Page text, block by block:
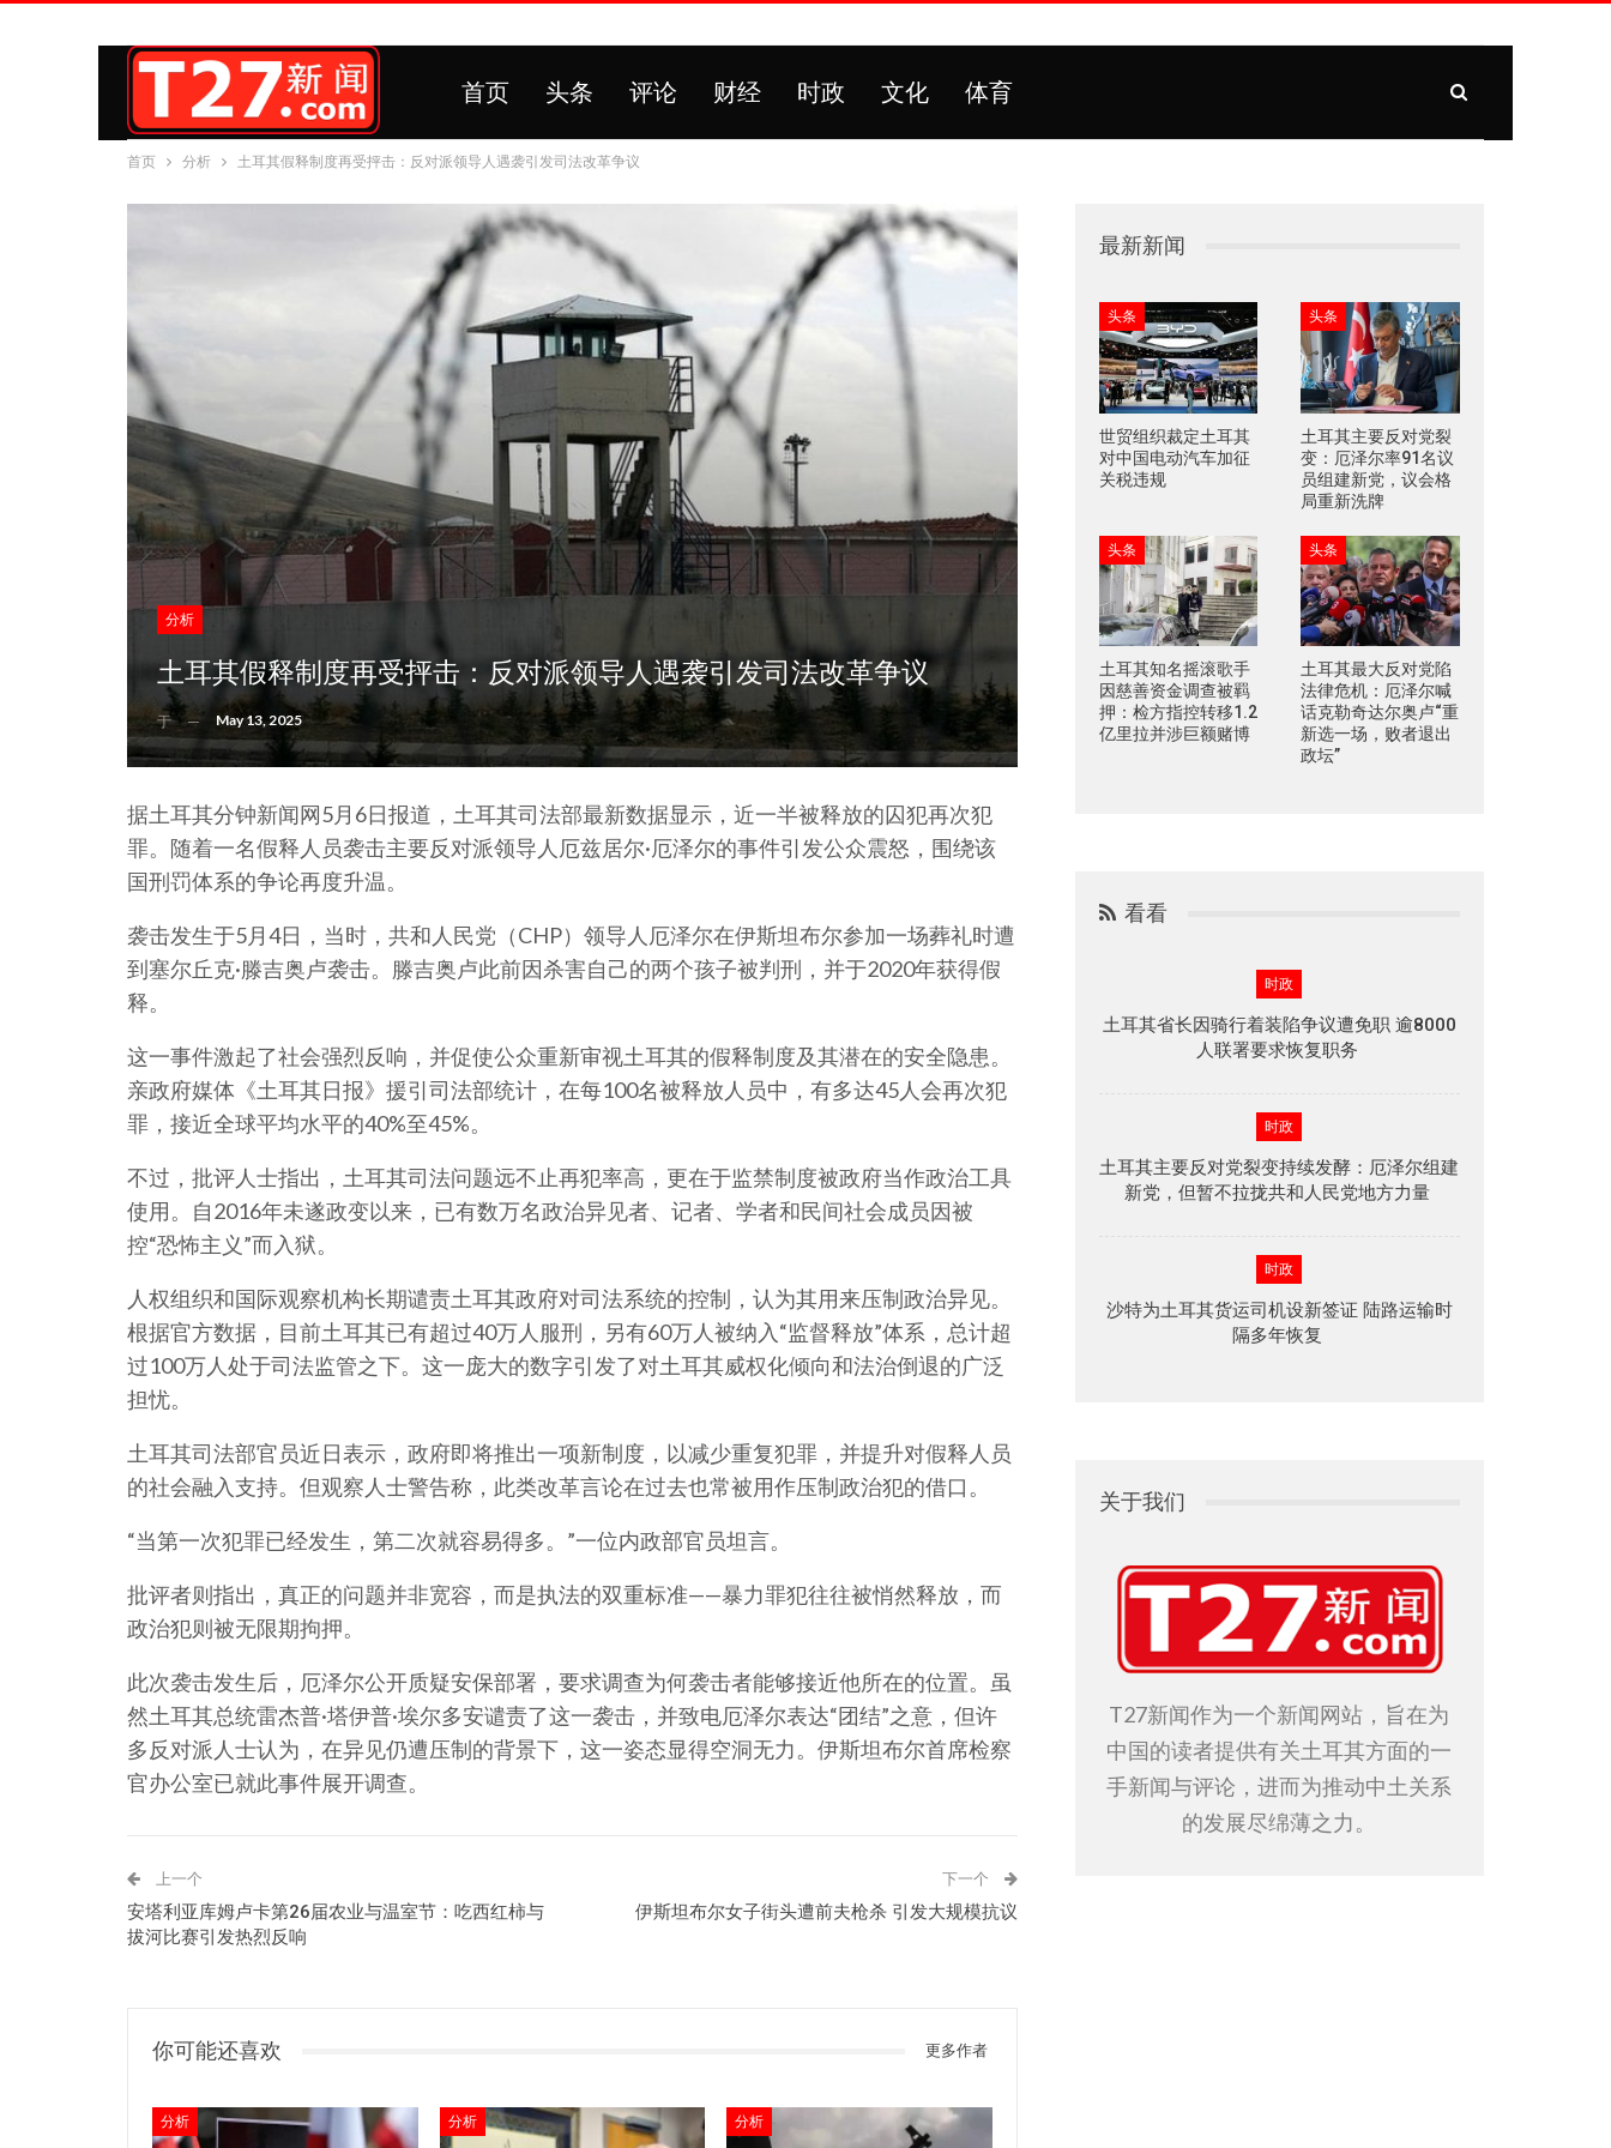
首页 头条 评论 财经 时政 文化 体育
首页 分析 土耳其假释制度再受抨击：反对派领导人遇袭引发司法改革争议
分析
土耳其假释制度再受抨击：反对派领导人遇袭引发司法改革争议
于 May 13, 2025
据土耳其分钟新闻网5月6日报道，土耳其司法部最新数据显示，近一半被释放的囚犯再次犯
罪。随着一名假释人员袭击主要反对派领导人厄兹居尔·厄泽尔的事件引发公众震怒，围绕该
国刑罚体系的争论再度升温。
袭击发生于5月4日，当时，共和人民党（CHP）领导人厄泽尔在伊斯坦布尔参加一场葬礼时遭
到塞尔丘克·滕吉奥卢袭击。滕吉奥卢此前因杀害自己的两个孩子被判刑，并于2020年获得假
释。
这一事件激起了社会强烈反响，并促使公众重新审视土耳其的假释制度及其潜在的安全隐患。
亲政府媒体《土耳其日报》援引司法部统计，在每100名被释放人员中，有多达45人会再次犯
罪，接近全球平均水平的40%至45%。
不过，批评人士指出，土耳其司法问题远不止再犯率高，更在于监禁制度被政府当作政治工具
使用。自2016年未遂政变以来，已有数万名政治异见者、记者、学者和民间社会成员因被
控“恐怖主义”而入狱。
人权组织和国际观察机构长期谴责土耳其政府对司法系统的控制，认为其用来压制政治异见。
根据官方数据，目前土耳其已有超过40万人服刑，另有60万人被纳入“监督释放”体系，总计超
过100万人处于司法监管之下。这一庞大的数字引发了对土耳其威权化倾向和法治倒退的广泛
担忧。
土耳其司法部官员近日表示，政府即将推出一项新制度，以减少重复犯罪，并提升对假释人员
的社会融入支持。但观察人士警告称，此类改革言论在过去也常被用作压制政治犯的借口。
“当第一次犯罪已经发生，第二次就容易得多。”一位内政部官员坦言。
批评者则指出，真正的问题并非宽容，而是执法的双重标准——暴力罪犯往往被悄然释放，而
政治犯则被无限期拘押。
此次袭击发生后，厄泽尔公开质疑安保部署，要求调查为何袭击者能够接近他所在的位置。虽
然土耳其总统雷杰普·塔伊普·埃尔多安谴责了这一袭击，并致电厄泽尔表达“团结”之意，但许
多反对派人士认为，在异见仍遭压制的背景下，这一姿态显得空洞无力。伊斯坦布尔首席检察
官办公室已就此事件展开调查。
上一个
安塔利亚库姆卢卡第26届农业与温室节：吃西红柿与
拔河比赛引发热烈反响
下一个
伊斯坦布尔女子街头遭前夫枪杀 引发大规模抗议
你可能还喜欢 更多作者
分析 分析 分析
最新新闻
头条
世贸组织裁定土耳其
对中国电动汽车加征
关税违规
头条
土耳其主要反对党裂
变：厄泽尔率91名议
员组建新党，议会格
局重新洗牌
头条
土耳其知名摇滚歌手
因慈善资金调查被羁
押：检方指控转移1.2
亿里拉并涉巨额赌博
头条
土耳其最大反对党陷
法律危机：厄泽尔喊
话克勒奇达尔奥卢“重
新选一场，败者退出
政坛”
看看
时政
土耳其省长因骑行着装陷争议遭免职 逾8000
人联署要求恢复职务
时政
土耳其主要反对党裂变持续发酵：厄泽尔组建
新党，但暂不拉拢共和人民党地方力量
时政
沙特为土耳其货运司机设新签证 陆路运输时
隔多年恢复
关于我们
T27新闻作为一个新闻网站，旨在为
中国的读者提供有关土耳其方面的一
手新闻与评论，进而为推动中土关系
的发展尽绵薄之力。